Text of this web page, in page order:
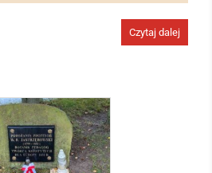
Czytaj dalej